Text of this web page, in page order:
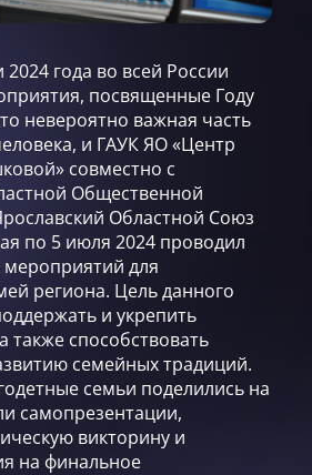
года во всей России
посвященные Году
невероятно важная часть
и ГАУК ЯО «Центр
совместно с
Общественной
Областной Союз
по 5 июля 2024 проводил
мероприятий для
региона. Цель данного
и укрепить
также способствовать
семейных традиций.
семьи поделились на
самопрезентации,
викторину и
на финальное